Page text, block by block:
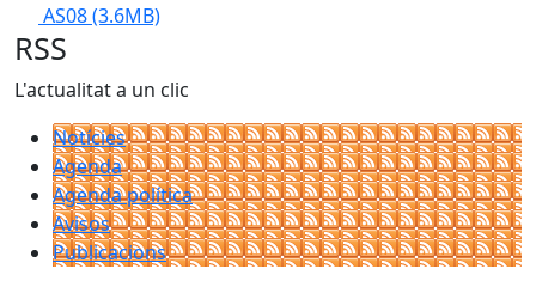
AS08(3.6MB)
RSS
L'actualitat a un clic
Notícies
Agenda
Agenda política
Avisos
Publicacions